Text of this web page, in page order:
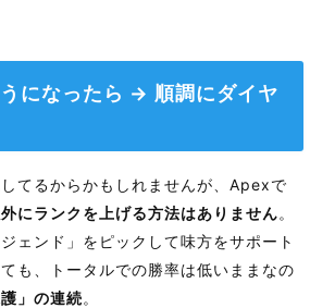
になったら → 順調にダイヤ
てるからかもしれませんが、Apexで
外にランクを上げる方法はありません。
ェンド」をピックして味方をサポート
も、トータルでの勝率は低いままなの
」の連続。